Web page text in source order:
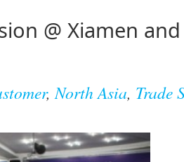
@ Xiamen and
, North Asia, Trade